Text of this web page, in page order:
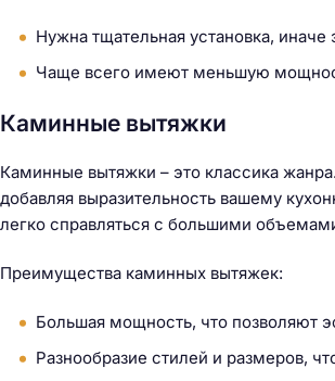
Нужна тщательная установка,
Чаще всего имеют меньшую
Каминные вытяжки
Каминные вытяжки – это классика
добавляя выразительность вашему
легко справляться с большими
Преимущества каминных вытяжек:
Большая мощность, что позволяют
Разнообразие стилей и размеров,